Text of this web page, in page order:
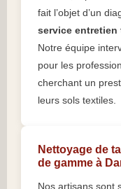
fait l’objet d’un
service entretien
Notre équipe
pour les
cherchant un
leurs sols textiles.
Nettoyage de
de gamme à
Nos artisans sont